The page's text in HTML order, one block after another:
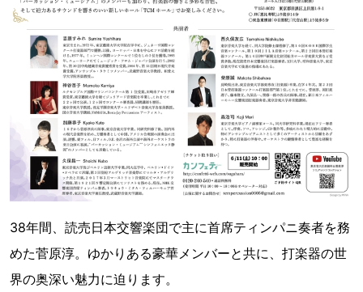
38年間、読売日本交響楽団で主に首席ティンパニ奏者を務
めた菅原淳。ゆかりある豪華メンバーと共に、打楽器の世
界の奥深い魅力に迫ります。